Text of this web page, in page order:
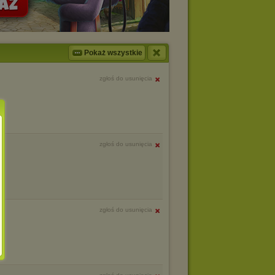
Pokaż wszystkie
zgłoś do usunięcia
zgłoś do usunięcia
zgłoś do usunięcia